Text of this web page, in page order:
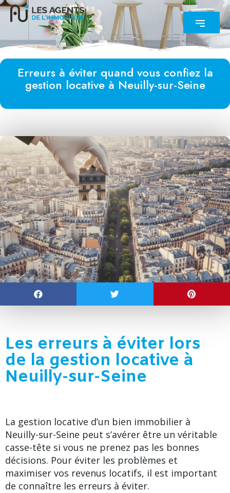
Erreurs à éviter quand vous confiez la
gestion locative à Neuilly-sur-Seine
Les erreurs à éviter lors
de la gestion locative à
Neuilly-sur-Seine
La gestion locative d’un bien immobilier à
Neuilly-sur-Seine peut s’avérer être un véritable
casse-tête si vous ne prenez pas les bonnes
décisions. Pour éviter les problèmes et
maximiser vos revenus locatifs, il est important
de connaître les erreurs à éviter.